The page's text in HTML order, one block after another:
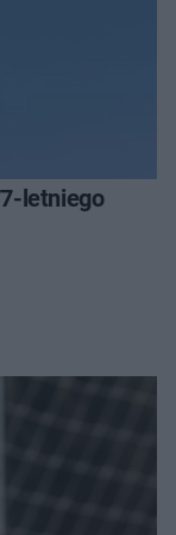
letniego